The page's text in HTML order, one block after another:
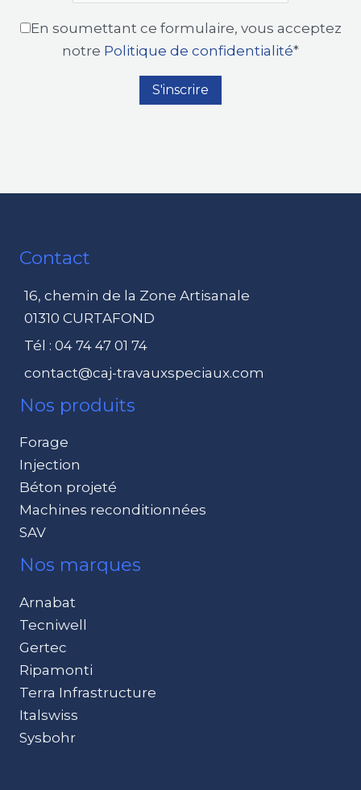
En soumettant ce formulaire, vous acceptez
notre Politique de confidentialité*
Contact
16, chemin de la Zone Artisanale
01310 CURTAFOND
Tél : 04 74 47 01 74
contact@caj-travauxspeciaux.com
Nos produits
Forage
Injection
Béton projeté
Machines reconditionnées
SAV
Nos marques
Arnabat
Tecniwell
Gertec
Ripamonti
Terra Infrastructure
Italswiss
Sysbohr